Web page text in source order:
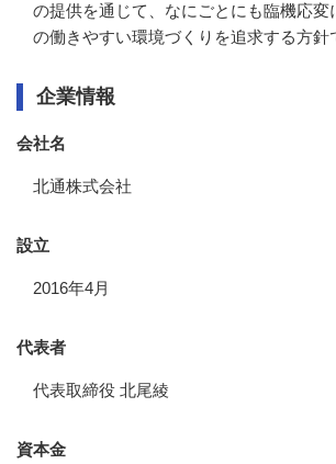
の提供を通じて、なにごとにも臨機応変
の働きやすい環境づくりを追求する方針
企業情報
会社名
北通株式会社
設立
2016年4月
代表者
代表取締役 北尾綾
資本金